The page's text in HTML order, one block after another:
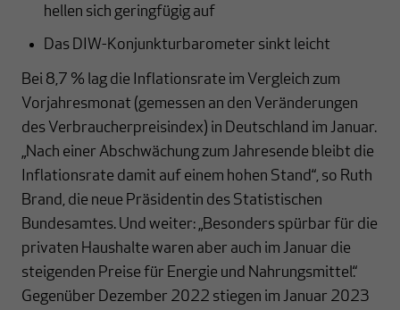
hellen sich geringfügig auf
Das DIW-Konjunkturbarometer sinkt leicht
Bei 8,7 % lag die Inflationsrate im Vergleich zum
Vorjahresmonat (gemessen an den Veränderungen
des Verbraucherpreisindex) in Deutschland im Januar.
„Nach einer Abschwächung zum Jahresende bleibt die
Inflationsrate damit auf einem hohen Stand“, so Ruth
Brand, die neue Präsidentin des Statistischen
Bundesamtes. Und weiter: „Besonders spürbar für die
privaten Haushalte waren aber auch im Januar die
steigenden Preise für Energie und Nahrungsmittel.“
Gegenüber Dezember 2022 stiegen im Januar 2023